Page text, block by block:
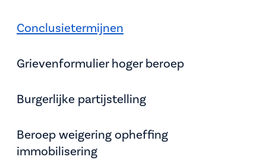
Conclusietermijnen
Grievenformulier hoger beroep
Burgerlijke partijstelling
Beroep weigering opheffing
immobilisering